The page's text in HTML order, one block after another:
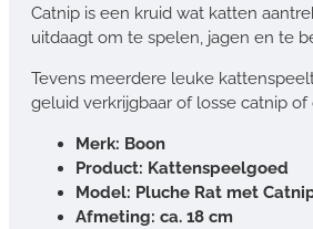
Catnip is een kruid wat katten
uitdaagt om te spelen, jagen en te
Tevens meerdere leuke
geluid verkrijgbaar of losse catnip of
Merk: Boon
Product: Kattenspeelgoed
Model: Pluche Rat met
Afmeting: ca. 18 cm